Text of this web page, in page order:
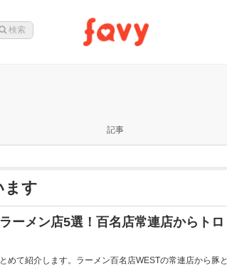
記事
ます
ーメン店5選！百名店常連店からトロ
めて紹介します。ラーメン百名店WESTの常連店から豚と